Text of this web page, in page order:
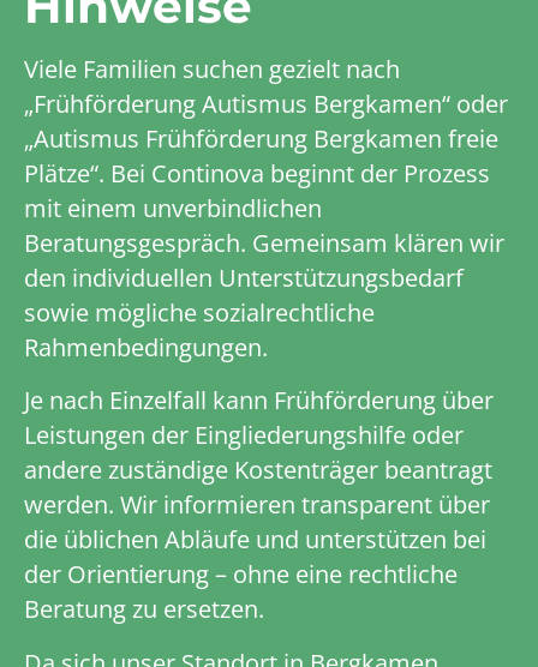
Viele Familien suchen gezielt nach
„Frühförderung Autismus Bergkamen“ oder
„Autismus Frühförderung Bergkamen freie
Plätze“. Bei Continova beginnt der Prozess
mit einem unverbindlichen
Beratungsgespräch. Gemeinsam klären wir
den individuellen Unterstützungsbedarf
sowie mögliche sozialrechtliche
Rahmenbedingungen.
Je nach Einzelfall kann Frühförderung über
Leistungen der Eingliederungshilfe oder
andere zuständige Kostenträger beantragt
werden. Wir informieren transparent über
die üblichen Abläufe und unterstützen bei
der Orientierung – ohne eine rechtliche
Beratung zu ersetzen.